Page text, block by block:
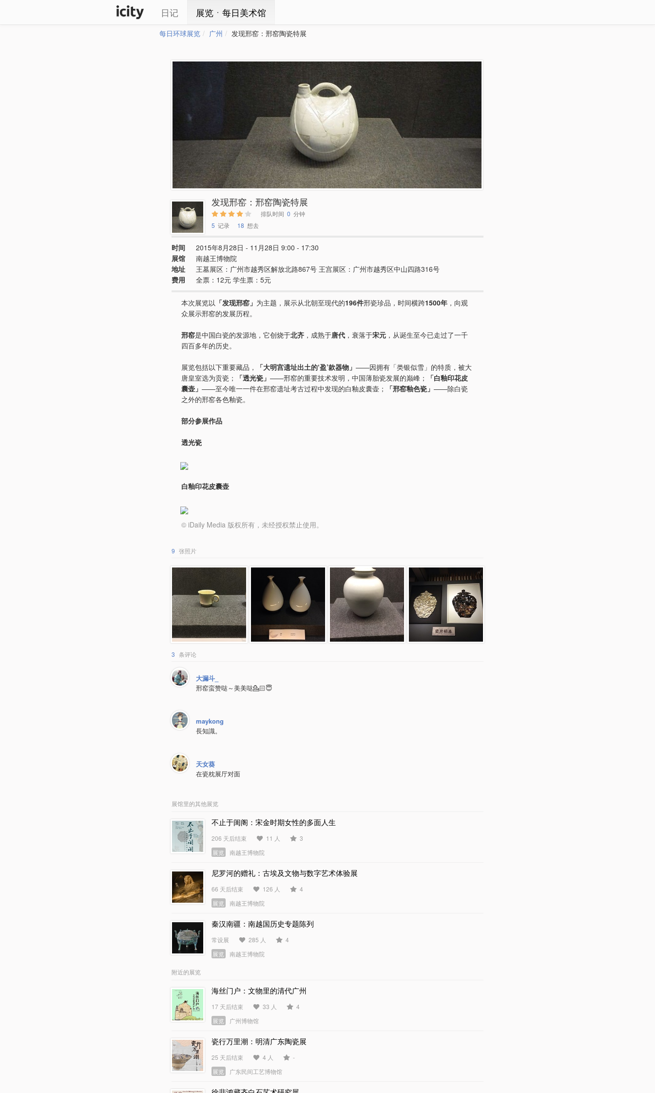
日记 展览ㆍ每日美术馆
每日环球展览 广州 发现邢窑：邢窑陶瓷特展
发现邢窑：邢窑陶瓷特展
排队时间 0 分钟
5 记录 18 想去
时间
2015年8月28日 - 11月28日 9:00 - 17:30
展馆
南越王博物院
地址
王墓展区：广州市越秀区解放北路867号 王宫展区：广州市越秀区中山四路316号
费用
全票：12元 学生票：5元
本次展览以 「发现邢窑」 为主题，展示从北朝至现代的196件邢瓷珍品，时间横跨1500年 ，向观
众展示邢窑的发展历程。
邢窑是中国白瓷的发源地，它创烧于北齐 ，成熟于唐代 ，衰落于宋元 ，从诞生至今已走过了一千
四百多年的历史。
展览包括以下重要藏品， 「大明宫遗址出土的‘盈’款器物」 ——因拥有「类银似雪」的特质，被大
唐皇室选为贡瓷；
「透光瓷」 ——邢窑的重要技术发明，中国薄胎瓷发展的巅峰；
「白釉印花皮
囊壶」 ——至今唯一一件在邢窑遗址考古过程中发现的白釉皮囊壶； 「邢窑釉色瓷」 ——除白瓷
之外的邢窑各色釉瓷。
部分参展作品
透光瓷
白釉印花皮囊壶
© iDaily Media 版权所有，未经授权禁止使用。
9 张照片
3 条评论
大漏斗_
邢窑蛮赞哒～美美哒💁🏻😇
maykong
長知識。
天女葵
在瓷枕展厅对面
展馆里的其他展览
不止于闺阁：宋金时期女性的多面人生
206 天后结束 11 人
3
展览
南越王博物院
尼罗河的赠礼：古埃及文物与数字艺术体验展
66 天后结束 126 人
4
展览
南越王博物院
秦汉南疆：南越国历史专题陈列
常设展 285 人
4
展览
南越王博物院
附近的展览
海丝门户：文物里的清代广州
17 天后结束 33 人
4
展览
广州博物馆
瓷行万里潮：明清广东陶瓷展
25 天后结束 4 人
-
展览
广东民间工艺博物馆